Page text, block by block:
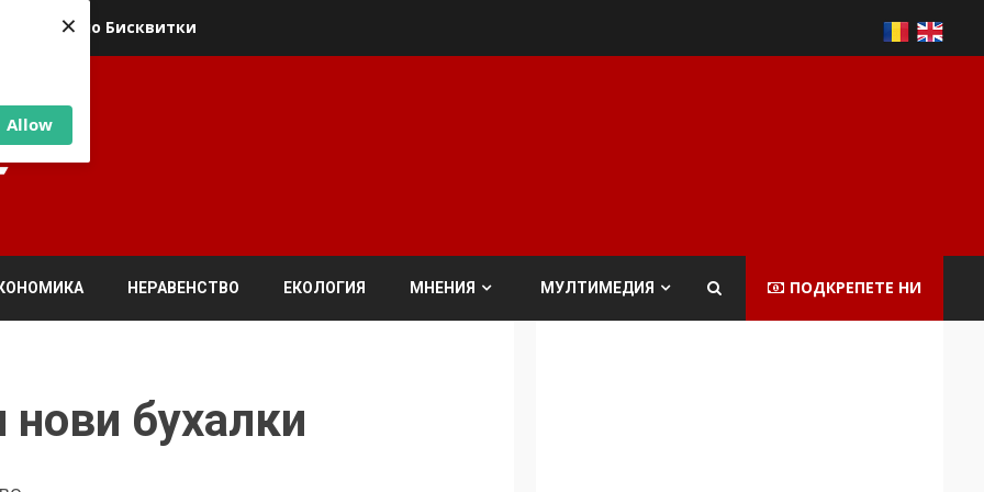
Allow
×
относно Бисквитки
НЕРАВЕНСТВО ЕКОЛОГИЯ МНЕНИЯ МУЛТИМЕДИЯ ПОДКРЕПЕТЕ НИ
бухалки